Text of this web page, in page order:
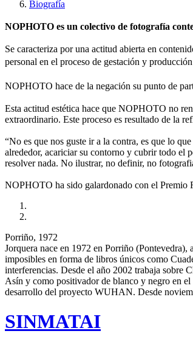
Biografía
NOPHOTO es un colectivo de fotografía
Se caracteriza por una actitud abierta en
personal en el proceso de gestación y
NOPHOTO hace de la negación su punto de
Esta actitud estética hace que NOPHOTO no
extraordinario. Este proceso es resultado de la
“No es que nos guste ir a la contra, es que lo
alrededor, acariciar su contorno y cubrir todo el
resolver nada. No ilustrar, no definir, no
NOPHOTO ha sido galardonado con el Premio
Porriño, 1972
Jorquera nace en 1972 en Porriño
imposibles en forma de libros únicos como
interferencias. Desde el año 2002 trabaja sobre
Asín y como positivador de blanco y negro en
desarrollo del proyecto WUHAN. Desde
SINMATAI